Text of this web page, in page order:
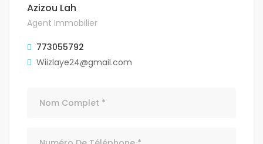
Azizou Lah
Agent Immobilier
773055792
Wiizlaye24@gmail.com